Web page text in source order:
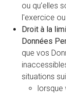
ou qu’elles
l'exercice
Droit à la
Données
que vos
situations
lorsque